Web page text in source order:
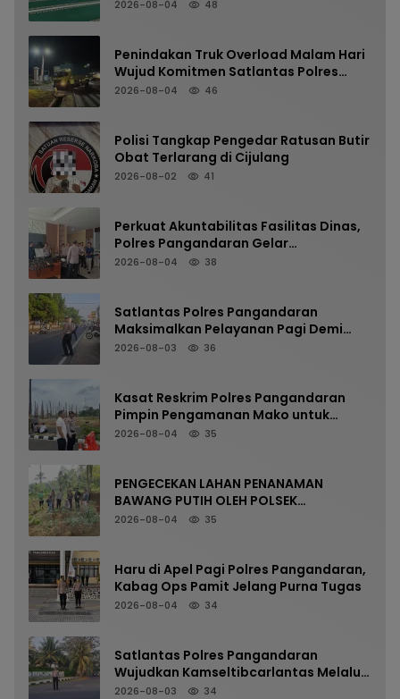
2026-08-04 48
Penindakan Truk Overload Malam Hari
Wujud Komitmen Satlantas Polres
Pangandaran Menjaga Keselamatan
2026-08-04 46
Polisi Tangkap Pengedar Ratusan Butir
Obat Terlarang di Cijulang
2026-08-02 41
Perkuat Akuntabilitas Fasilitas Dinas,
Polres Pangandaran Gelar
Pemeriksaan Senpi Berkala
2026-08-04 38
Satlantas Polres Pangandaran
Maksimalkan Pelayanan Pagi Demi
Kelancaran Arus Kendaraan
2026-08-03 36
Kasat Reskrim Polres Pangandaran
Pimpin Pengamanan Mako untuk
Perkuat Kesiapsiagaan Personel
2026-08-04 35
PENGECEKAN LAHAN PENANAMAN
BAWANG PUTIH OLEH POLSEK
LANGKAPLANCAR DUKUNG PROGRAM
2026-08-04 35
Haru di Apel Pagi Polres Pangandaran,
Kabag Ops Pamit Jelang Purna Tugas
2026-08-04 34
Satlantas Polres Pangandaran
Wujudkan Kamseltibcarlantas Melalui
Pelayanan Arus Pagi
2026-08-03 34